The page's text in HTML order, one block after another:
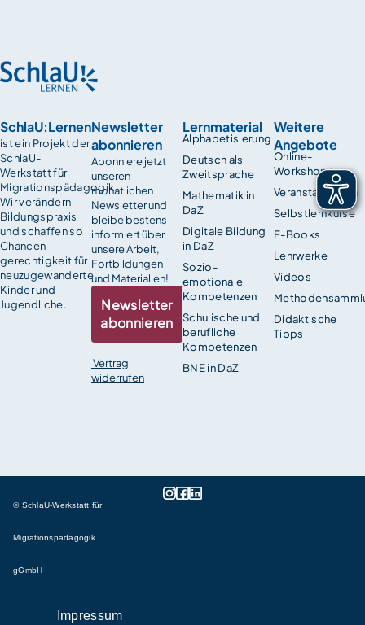
SchlaU:Lernen
ist ein Projekt der
SchlaU-
Werkstatt für
Migrationspädagogik.
Wir verändern
Bildungspraxis
und schaffen so
Chancen­
gerechtigkeit für
neuzugewanderte
Kinder und
Jugendliche.
Lernmaterial
Alphabetisierung
Deutsch als
Zweitsprache
Mathematik in
DaZ
Digitale Bildung
in DaZ
Sozio-
emotionale
Kompetenzen
Schulische und
berufliche
Kompetenzen
BNE in DaZ
Weitere
Angebote
Online-
Workshops
Veranstaltungen
Selbstlernkurse
E-Books
Lehrwerke
Videos
Didaktische
Tipps
Newsletter
abonnieren
Abonniere jetzt
unseren
monatlichen
Newsletter und
bleibe bestens
informiert über
unsere Arbeit,
Fortbildungen
und Materialien!
Newsletter
abonnieren
Vertrag
widerrufen
© SchlaU-Werkstatt für
Migrationspädagogik
gGmbH
Impressum